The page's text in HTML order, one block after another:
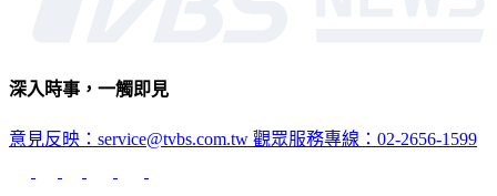
深入時事，一觸即見
意見反映：service@tvbs.com.tw 觀眾服務專線：02-2656-1599